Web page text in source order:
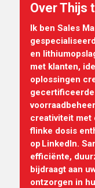
Over Thijs
Ik ben Sales
en
met klanten,
oplossingen
creativiteit met
flinke dosis
op LinkedIn.
efficiënte,
bijdraagt aan
ontzorgen in